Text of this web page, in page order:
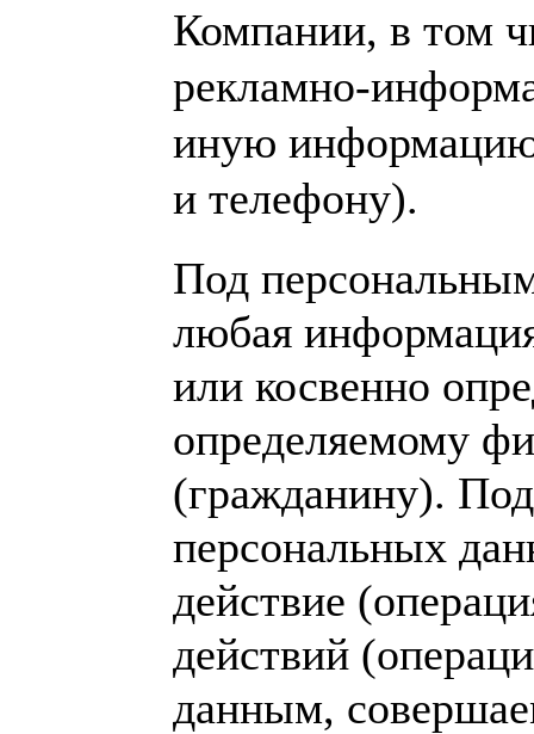
Компании, в том
рекламно-
иную информацию
и телефону).
Под
любая
или косвенно
определяемому
(гражданину).
персональных
действие
действий
данным,